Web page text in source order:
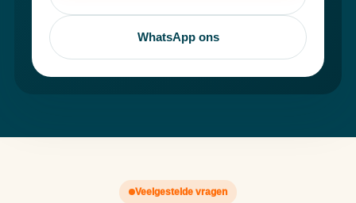
WhatsApp ons
Veelgestelde vragen